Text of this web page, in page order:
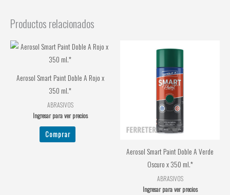
Productos relacionados
Aerosol Smart Paint Doble A Rojo x
350 ml.*
ABRASIVOS
Ingresar para ver precios
Comprar
Aerosol Smart Paint Doble A Verde
Oscuro x 350 ml.*
ABRASIVOS
Ingresar para ver precios